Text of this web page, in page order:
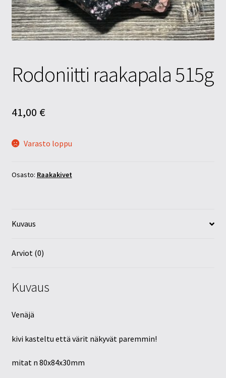
Tietosuojaseloste
Tuotteet
Rodoniitti raakapala 515g
41,00 €
Varasto loppu
Osasto: Raakakivet
Kuvaus
Arviot (0)
Kuvaus
Venäjä
kivi kasteltu että värit näkyvät paremmin!
mitat n 80x84x30mm